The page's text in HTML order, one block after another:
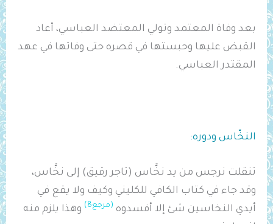
بعد وفاة المعتمد وتولي المعتضد العباسي، أعاد
القبض عليها وحبستها في قصره حتى وفاتها في عهد
المقتدر العباسي.
النخّاس ودوره:
تنقلت نرجس من يد نخَّاس (تاجر رقيق) إلى نخَّاس،
وقد جاء في كتاب الكافي للكليني وكيف ولا يقع في
أيدي النخاسين شئ إلا أفسدوه (مرجع8)
وهذا يلزم منه